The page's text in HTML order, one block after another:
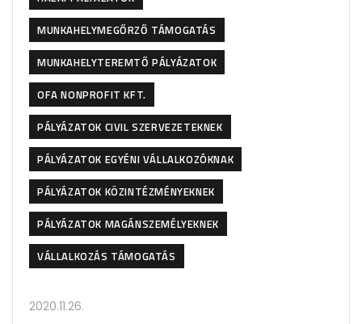
MUNKAHELYMEGŐRZŐ TÁMOGATÁS
MUNKAHELYTEREMTŐ PÁLYÁZATOK
OFA NONPROFIT KFT.
PÁLYÁZATOK CIVIL SZERVEZETEKNEK
PÁLYÁZATOK EGYÉNI VÁLLALKOZÓKNAK
PÁLYÁZATOK KÖZINTÉZMÉNYEKNEK
PÁLYÁZATOK MAGÁNSZEMÉLYEKNEK
VÁLLALKOZÁS TÁMOGATÁS
2020.11.26.